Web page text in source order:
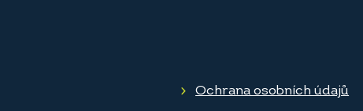
Ochrana osobních údajů